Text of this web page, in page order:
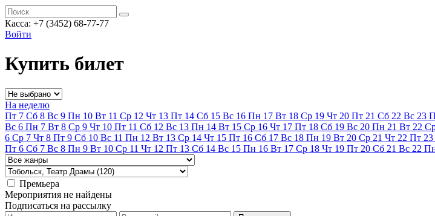
Касса: +7 (3452) 68-77-77
Войти
Купить билет
На неделю
Пт 7 Сб 8 Вс 9 Пн 10 Вт 11 Ср 12 Чт 13 Пт 14 Сб 15 Вс 16 Пн 17 Вт 18 Ср 19 Чт 20 Пт 21 Сб 22 Вс 23
Вс 6 Пн 7 Вт 8 Ср 9 Чт 10 Пт 11 Сб 12 Вс 13 Пн 14 Вт 15 Ср 16 Чт 17 Пт 18 Сб 19 Вс 20 Пн 21 Вт 22
6 Ср 7 Чт 8 Пт 9 Сб 10 Вс 11 Пн 12 Вт 13 Ср 14 Чт 15 Пт 16 Сб 17 Вс 18 Пн 19 Вт 20 Ср 21 Чт 22 Пт 23
Пт 6 Сб 7 Вс 8 Пн 9 Вт 10 Ср 11 Чт 12 Пт 13 Сб 14 Вс 15 Пн 16 Вт 17 Ср 18 Чт 19 Пт 20 Сб 21 Вс 22
Премьера
Мероприятия не найдены
Подписаться на рассылку